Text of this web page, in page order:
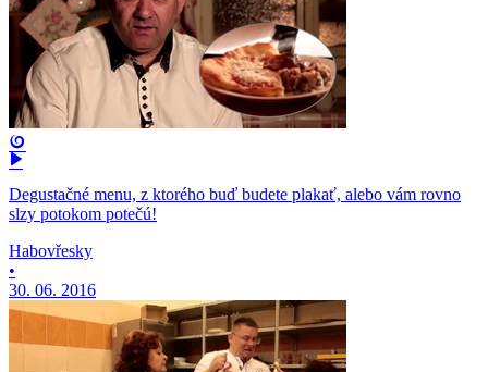
Degustačné menu, z ktorého buď budete plakať, alebo vám rovno
slzy potokom potečú!
Habovřesky
•
30. 06. 2016